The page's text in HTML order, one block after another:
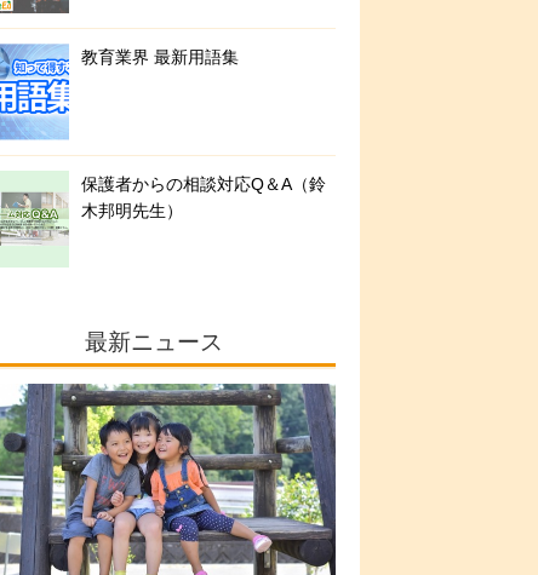
教育業界 最新用語集
保護者からの相談対応Q＆A（鈴
木邦明先生）
最新ニュース